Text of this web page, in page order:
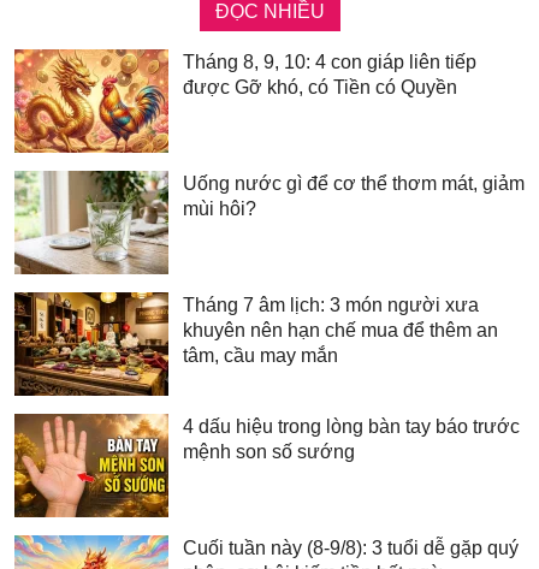
ĐỌC NHIỀU
Tháng 8, 9, 10: 4 con giáp liên tiếp
được Gỡ khó, có Tiền có Quyền
Uống nước gì để cơ thể thơm mát, giảm
mùi hôi?
Tháng 7 âm lịch: 3 món người xưa
khuyên nên hạn chế mua để thêm an
tâm, cầu may mắn
4 dấu hiệu trong lòng bàn tay báo trước
mệnh son số sướng
Cuối tuần này (8-9/8): 3 tuổi dễ gặp quý